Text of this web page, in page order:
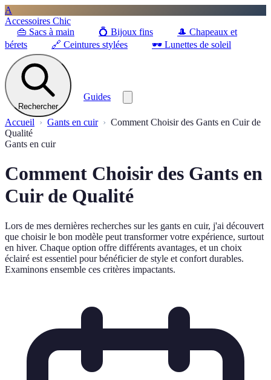
A
Accessoires Chic
👜 Sacs à main 💍 Bijoux fins 🎩 Chapeaux et
bérets
🔗 Ceintures stylées 🕶️ Lunettes de soleil
Rechercher
Guides
Accueil Gants en cuir
Comment Choisir des Gants en Cuir de
Qualité
Gants en cuir
Comment Choisir des Gants en
Cuir de Qualité
Lors de mes dernières recherches sur les gants en cuir, j'ai découvert
que choisir le bon modèle peut transformer votre expérience, surtout
en hiver. Chaque option offre différents avantages, et un choix
éclairé est essentiel pour bénéficier de style et confort durables.
Examinons ensemble ces critères impactants.